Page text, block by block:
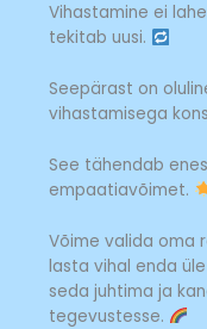
Vihastamine ei
tekitab uusi.
Seepärast on
vihastamisega
See tähendab
empaatiavõimet.
Võime valida oma
lasta vihal enda
seda juhtima ja
tegevustesse.